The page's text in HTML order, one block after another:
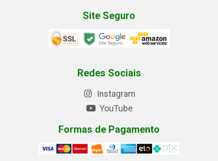
Site Seguro
Redes Sociais
Instagram
YouTube
Formas de Pagamento